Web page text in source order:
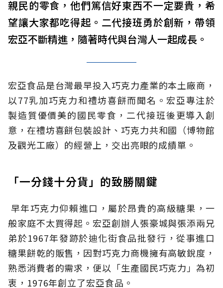
親民的零食，他們篤信好東西不一定要貴，希
望讓大家都吃得起。二代接班勇於創新，帶領
宏亞不斷精進，隨著時代與台灣人一起成長。
宏亞食品是台灣最早投入巧克力產業的本土廠商，
以77乳加巧克力和禮坊喜餅而聞名。宏亞專注於
製造質優價美的國民零食，二代接班後更導入創
意，在禮坊喜餅包裝設計、巧克力共和國（博物館
及觀光工廠）的經營上，交出亮眼的成績單。
「一分錢十分貨」的致勝關鍵
早年巧克力仰賴進口，屬於昂貴的高級糖果，一
般家庭不太買得起。宏亞創辦人張豪城與張添兩兄
弟於1967年發跡於迪化街食品批發行，從事進口
糖果餅乾的販售，因對巧克力商機擁有高敏銳度，
熟悉消費者的需求，便以「生產國民巧克力」為初
衷，1976年創立了宏亞食品。